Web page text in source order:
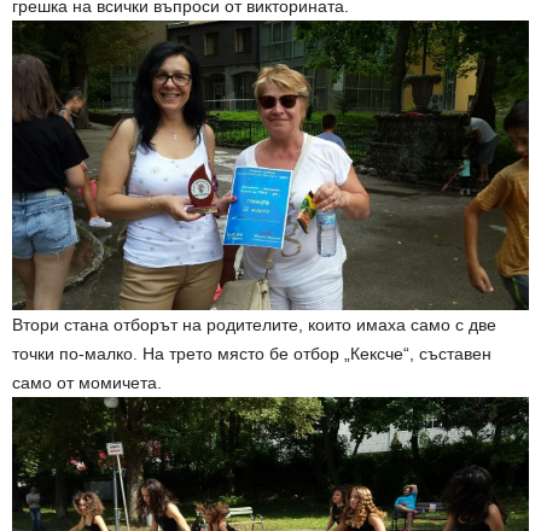
грешка на всички въпроси от викторината.
Втори стана отборът на родителите, които имаха само с две
точки по-малко. На трето място бе отбор „Кексче“, съставен
само от момичета.